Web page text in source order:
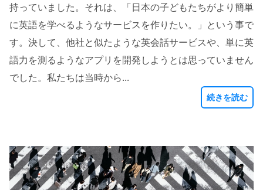
持っていました。それは、「日本の子どもたちがより簡単
に英語を学べるようなサービスを作りたい。」という事で
す。決して、他社と似たような英会話サービスや、単に英
語力を測るようなアプリを開発しようとは思っていません
でした。私たちは当時から...
続きを読む